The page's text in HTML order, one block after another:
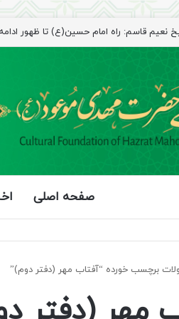
نعیم قاسم: راه امام حسین(ع) تا ظهور ادامه
صفحه اصلی
برچسب خورده “آفتاب مهر (دفتر دوم)”